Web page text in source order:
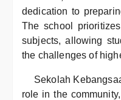
dedication to
The school
subjects, allowing
the challenges of
Sekolah
role in the